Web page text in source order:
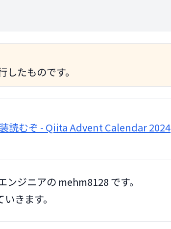
たものです。
読むぞ - Qiita Advent Calendar 2024
ジニアの mehm8128 です。
きます。